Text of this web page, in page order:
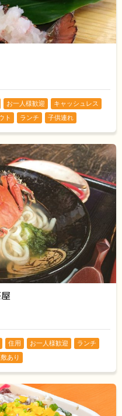
お一人様歓迎
キャッシュレス
ト ランチ 子供連れ
住用 お一人様歓迎
ランチ
あり